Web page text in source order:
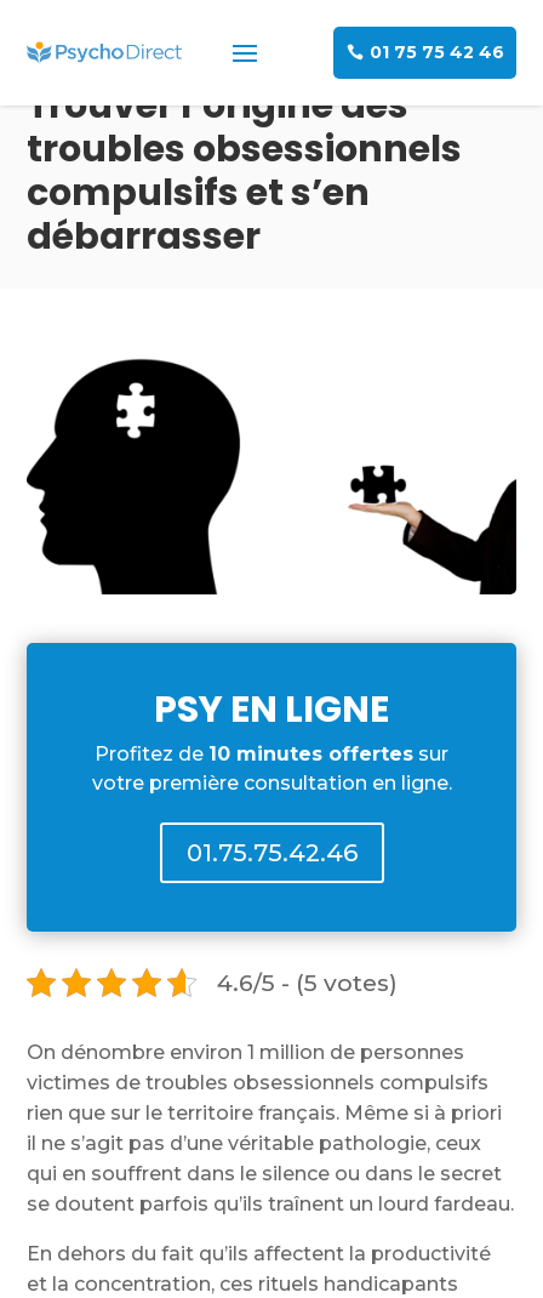
01 75 75 42 46
Trouver l’origine des
troubles obsessionnels
compulsifs et s’en
débarrasser
PSY EN LIGNE
Profitez de 10 minutes offertes sur
votre première consultation en ligne.
01.75.75.42.46
4.6/5 - (5 votes)
On dénombre environ 1 million de personnes
victimes de troubles obsessionnels compulsifs
rien que sur le territoire français. Même si à priori
il ne s’agit pas d’une véritable pathologie, ceux
qui en souffrent dans le silence ou dans le secret
se doutent parfois qu’ils traînent un lourd fardeau.
En dehors du fait qu’ils affectent la productivité
et la concentration, ces rituels handicapants